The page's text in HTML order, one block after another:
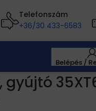
Telefonszám
+36/30 433-6583
Belépés /
gyújtó